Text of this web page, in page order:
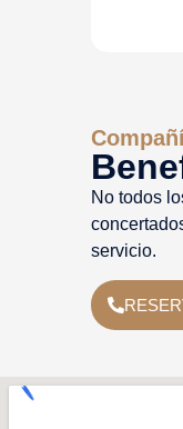
No todos
servicio.